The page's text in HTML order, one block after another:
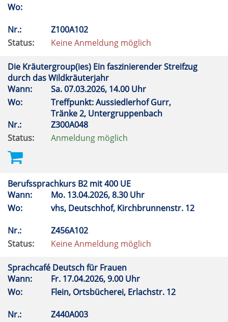
Wo:
Nr.:
Z100A102
Status:
Keine Anmeldung möglich
Die Kräutergroup(ies) Ein faszinierender Streifzug
durch das Wildkräuterjahr
Wann:
Sa.07.03.2026, 14.00 Uhr
Wo:
Treffpunkt: Aussiedlerhof Gurr,
Tränke 2, Untergruppenbach
Nr.:
Z300A048
Status:
Anmeldung möglich
Berufssprachkurs B2 mit 400 UE
Wann:
Mo. 13.04.2026, 8.30 Uhr
Wo:
vhs, Deutschhof, Kirchbrunnenstr. 12
Nr.:
Z456A102
Status:
Keine Anmeldung möglich
Sprachcafé Deutsch für Frauen
Wann:
Fr. 17.04.2026, 9.00 Uhr
Wo:
Flein, Ortsbücherei, Erlachstr. 12
Nr.:
Z440A003